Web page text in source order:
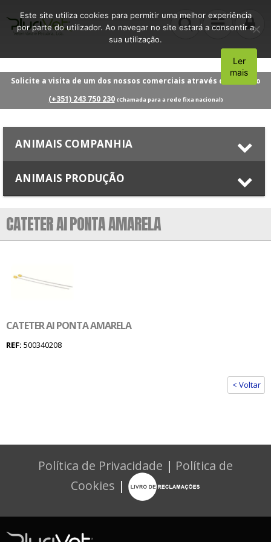
Solicite a visita de um dos nossos comerciais através do número
(+351) 243 750 230 (Chamada para a rede fixa nacional)
ANIMAIS COMPANHIA
ANIMAIS PRODUÇÃO
CATETER AI PONTA AMARELA
CATETER AI PONTA AMARELA
REF: 500340208
< Voltar
Política de Privacidade | Política de
Cookies |
Este site utiliza cookies para permitir uma melhor experiência
por parte do utilizador. Ao navegar no site estará a consentir a
sua utilização.
Aceito
Ler
mais